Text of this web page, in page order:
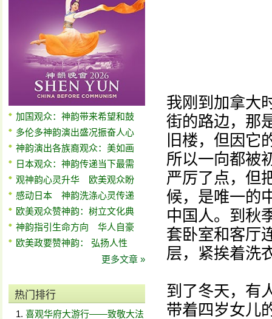
加国观众：神韵带来希望和鼓
多伦多神韵演出盛况振奋人心
神韵演出各族裔观众：美如画
日本观众：神韵传递当下最需
观神韵心灵升华 欧美观众盼
感动日本 神韵洗涤心灵传递
欧美观众赞神韵：树立文化典
神韵指引生命方向 华人自豪
欧美政要赞神韵： 弘扬人性
更多文章 »
热门排行
喜观华府大游行——致敬大法
我刚到加拿大
街的路边，那
旧楼，但因它
所以一向都被
严厉了点，但
候，是唯一的
中国人。到秋
套卧室和客厅
层，紧挨着洗
到了冬天，有
带着四岁女儿